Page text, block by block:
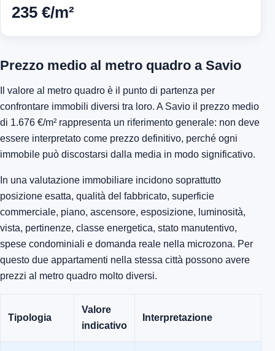
235 €/m²
Prezzo medio al metro quadro a Savio
Il valore al metro quadro è il punto di partenza per
confrontare immobili diversi tra loro. A Savio il prezzo medio
di 1.676 €/m² rappresenta un riferimento generale: non deve
essere interpretato come prezzo definitivo, perché ogni
immobile può discostarsi dalla media in modo significativo.
In una valutazione immobiliare incidono soprattutto
posizione esatta, qualità del fabbricato, superficie
commerciale, piano, ascensore, esposizione, luminosità,
vista, pertinenze, classe energetica, stato manutentivo,
spese condominiali e domanda reale nella microzona. Per
questo due appartamenti nella stessa città possono avere
prezzi al metro quadro molto diversi.
Tipologia
Valore
indicativo
Interpretazione